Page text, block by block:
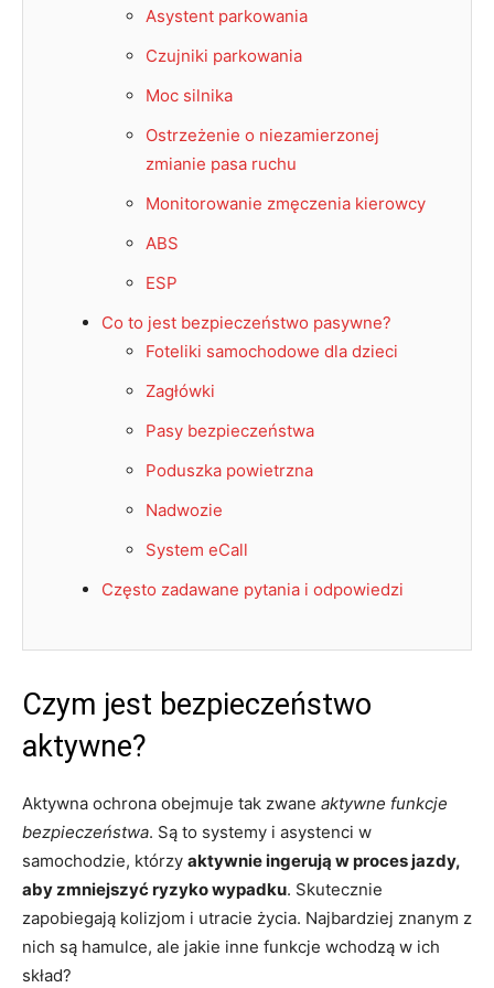
Asystent parkowania
Czujniki parkowania
Moc silnika
Ostrzeżenie o niezamierzonej
zmianie pasa ruchu
Monitorowanie zmęczenia kierowcy
ABS
ESP
Co to jest bezpieczeństwo pasywne?
Foteliki samochodowe dla dzieci
Zagłówki
Pasy bezpieczeństwa
Poduszka powietrzna
Nadwozie
System eCall
Często zadawane pytania i odpowiedzi
Czym jest bezpieczeństwo
aktywne?
Aktywna ochrona obejmuje tak zwane aktywne funkcje
bezpieczeństwa. Są to systemy i asystenci w
samochodzie, którzy aktywnie ingerują w proces jazdy,
aby zmniejszyć ryzyko wypadku. Skutecznie
zapobiegają kolizjom i utracie życia. Najbardziej znanym z
nich są hamulce, ale jakie inne funkcje wchodzą w ich
skład?